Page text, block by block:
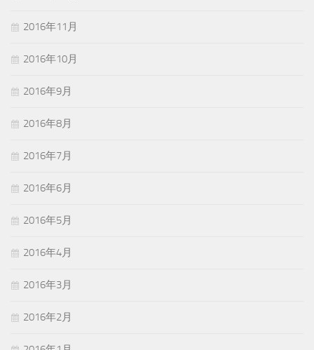
2016年11月
2016年10月
2016年9月
2016年8月
2016年7月
2016年6月
2016年5月
2016年4月
2016年3月
2016年2月